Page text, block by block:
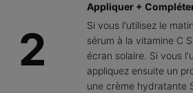
2
Appliquer +
Si vous l'utilisez le
sérum à la vitamine C
écran solaire. Si vous
appliquez ensuite un
une crème hydratante